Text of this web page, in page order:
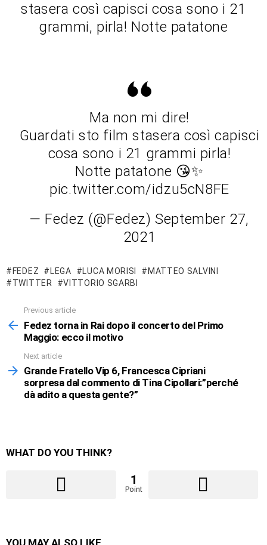
stasera così capisci cosa sono i 21
grammi, pirla! Notte patatone
Ma non mi dire!
Guardati sto film stasera così capisci
cosa sono i 21 grammi pirla!
Notte patatone 😘✨
pic.twitter.com/idzu5cN8FE
— Fedez (@Fedez) September 27,
2021
FEDEZ LEGA LUCA MORISI
MATTEO SALVINI
TWITTER
VITTORIO SGARBI
more
Previous article
Fedez torna in Rai dopo il concerto del Primo
Maggio: ecco il motivo
Next article
Grande Fratello Vip 6, Francesca Cipriani
sorpresa dal commento di Tina Cipollari:”perché
dà adito a questa gente?”
WHAT DO YOU THINK?
1
Point
YOU MAY ALSO LIKE